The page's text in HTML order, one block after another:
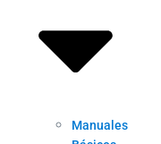
Manuales